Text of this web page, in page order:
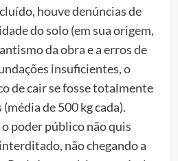
houve denúncias de
do solo (em sua origem,
da obra e a erros de
insuficientes, o
de cair se fosse totalmente
de 500 kg cada).
poder público não quis
não chegando a